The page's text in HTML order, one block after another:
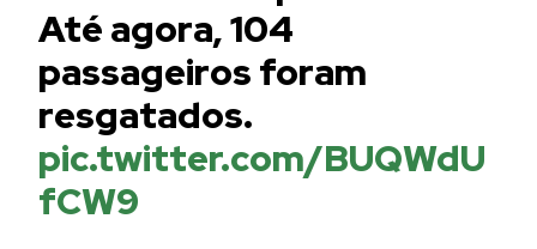
Até agora, 104
passageiros foram
resgatados.
pic.twitter.com/BUQWdU
fCW9